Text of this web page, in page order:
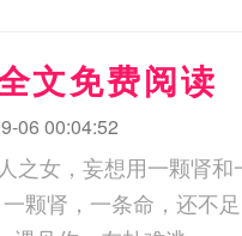
文免费阅读
06 00:04:52
之女，妄想用一颗肾
颗肾，一条命，还不